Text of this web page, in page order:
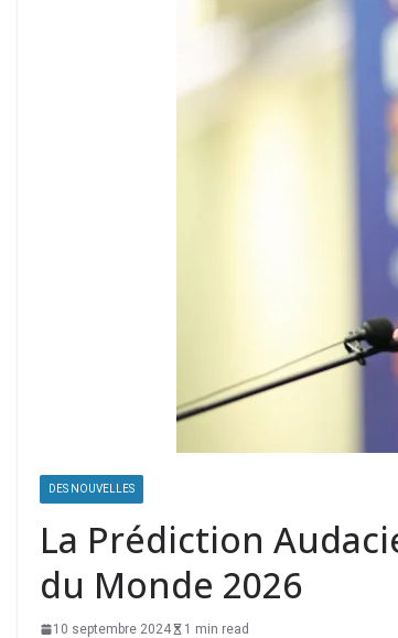
DES NOUVELLES
La Prédiction
du Monde 2026
10 septembre 2024 1 min read